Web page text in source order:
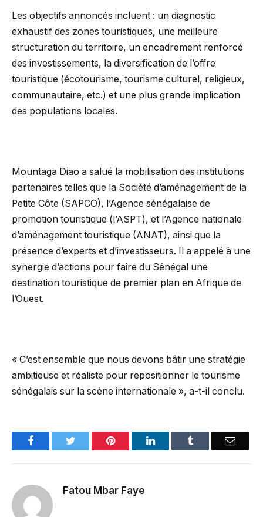
Les objectifs annoncés incluent : un diagnostic
exhaustif des zones touristiques, une meilleure
structuration du territoire, un encadrement renforcé
des investissements, la diversification de l’offre
touristique (écotourisme, tourisme culturel, religieux,
communautaire, etc.) et une plus grande implication
des populations locales.
Mountaga Diao a salué la mobilisation des institutions
partenaires telles que la Société d’aménagement de la
Petite Côte (SAPCO), l’Agence sénégalaise de
promotion touristique (l’ASPT), et l’Agence nationale
d’aménagement touristique (ANAT), ainsi que la
présence d’experts et d’investisseurs. Il a appelé à une
synergie d’actions pour faire du Sénégal une
destination touristique de premier plan en Afrique de
l’Ouest.
« C’est ensemble que nous devons bâtir une stratégie
ambitieuse et réaliste pour repositionner le tourisme
sénégalais sur la scène internationale », a-t-il conclu.
FacebookTwitter Pinterest LinkedInTumblr Email
Fatou Mbar Faye